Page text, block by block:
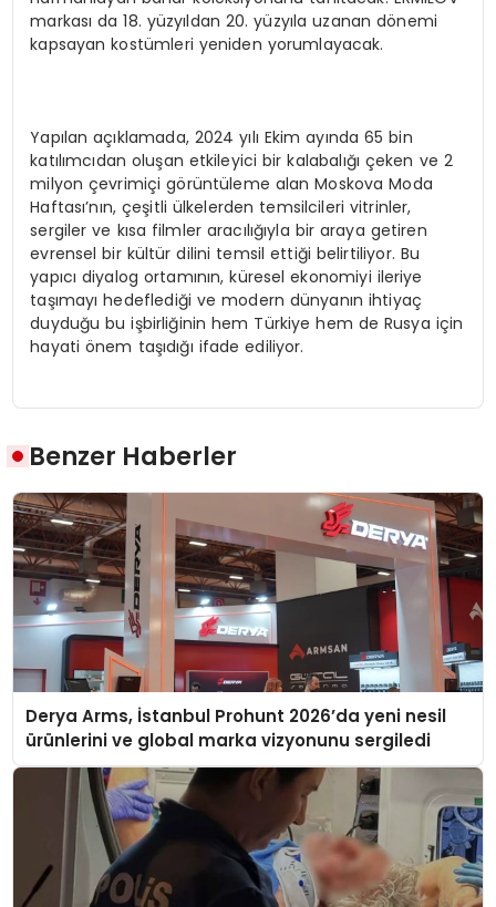
markası da 18. yüzyıldan 20. yüzyıla uzanan dönemi
kapsayan kostümleri yeniden yorumlayacak.
Yapılan açıklamada, 2024 yılı Ekim ayında 65 bin
katılımcıdan oluşan etkileyici bir kalabalığı çeken ve 2
milyon çevrimiçi görüntüleme alan Moskova Moda
Haftası’nın, çeşitli ülkelerden temsilcileri vitrinler,
sergiler ve kısa filmler aracılığıyla bir araya getiren
evrensel bir kültür dilini temsil ettiği belirtiliyor. Bu
yapıcı diyalog ortamının, küresel ekonomiyi ileriye
taşımayı hedeflediği ve modern dünyanın ihtiyaç
duyduğu bu işbirliğinin hem Türkiye hem de Rusya için
hayati önem taşıdığı ifade ediliyor.
Benzer Haberler
Derya Arms, İstanbul Prohunt 2026’da yeni nesil
ürünlerini ve global marka vizyonunu sergiledi